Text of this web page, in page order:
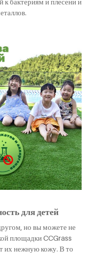
для детей
но вы можете не
площадки CCGrass
их нежную кожу. В то